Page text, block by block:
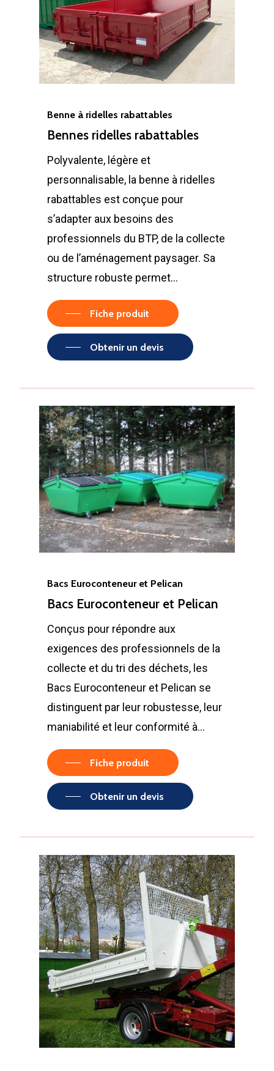
Benne à ridelles rabattables
Bennes ridelles rabattables
Polyvalente, légère et
personnalisable, la benne à ridelles
rabattables est conçue pour
s’adapter aux besoins des
professionnels du BTP, de la collecte
ou de l’aménagement paysager. Sa
structure robuste permet…
Fiche produit
Obtenir un devis
Bacs Euroconteneur et Pelican
Bacs Euroconteneur et Pelican
Conçus pour répondre aux
exigences des professionnels de la
collecte et du tri des déchets, les
Bacs Euroconteneur et Pelican se
distinguent par leur robustesse, leur
maniabilité et leur conformité à…
Fiche produit
Obtenir un devis